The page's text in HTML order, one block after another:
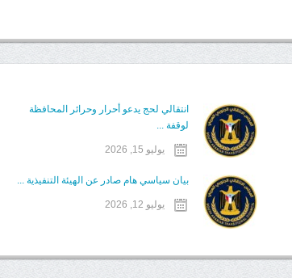
انتقالي لحج يدعو أحرار وحرائر المحافظة
لوقفة ...
يوليو 15, 2026
بيان سياسي هام صادر عن الهيئة التنفيذية ...
يوليو 12, 2026